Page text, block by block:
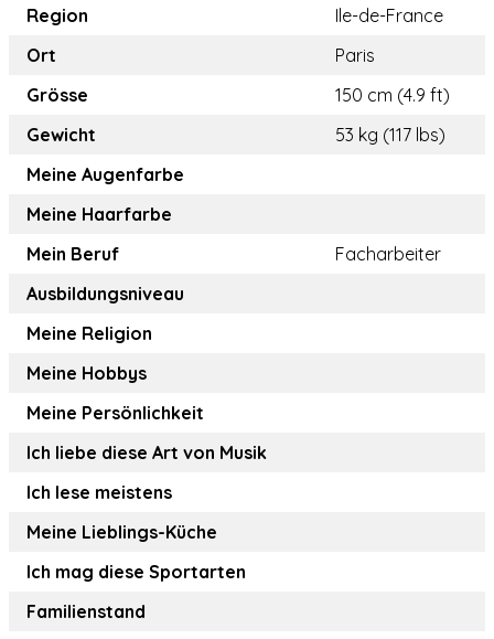
Region
Ile-de-France
Ort
Paris
Grösse
150 cm (4.9 ft)
Gewicht
53 kg (117 lbs)
Meine Augenfarbe
Meine Haarfarbe
Mein Beruf
Facharbeiter
Ausbildungsniveau
Meine Religion
Meine Hobbys
Meine Persönlichkeit
Ich liebe diese Art von Musik
Ich lese meistens
Meine Lieblings-Küche
Ich mag diese Sportarten
Familienstand